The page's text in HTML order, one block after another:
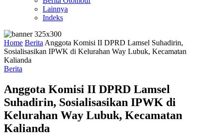
Lainnya
Indeks
Home Berita Anggota Komisi II DPRD Lamsel Suhadirin,
Sosialisasikan IPWK di Kelurahan Way Lubuk, Kecamatan
Kalianda
Berita
Anggota Komisi II DPRD Lamsel
Suhadirin, Sosialisasikan IPWK di
Kelurahan Way Lubuk, Kecamatan
Kalianda